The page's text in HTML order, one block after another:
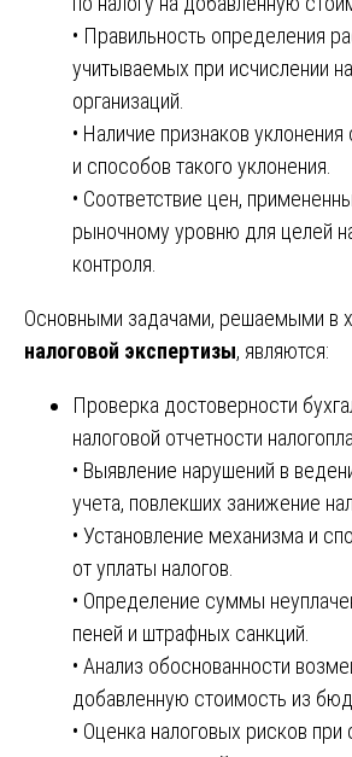
• Правильность определения
учитываемых при исчислении
организаций.
• Наличие признаков уклонения
и способов такого уклонения.
• Соответствие цен,
рыночному уровню для целей
контроля.
Основными задачами, решаемыми в
налоговой экспертизы, являются:
Проверка достоверности
налоговой отчетности
• Выявление нарушений в
учета, повлекших занижение
• Установление механизма и
от уплаты налогов.
• Определение суммы
пеней и штрафных санкций.
• Анализ обоснованности
добавленную стоимость из
• Оценка налоговых рисков